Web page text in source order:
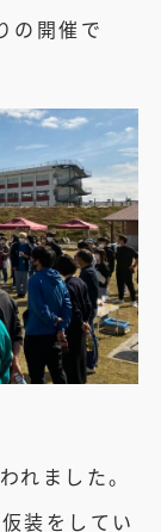
の開催で
れました。
装をしてい